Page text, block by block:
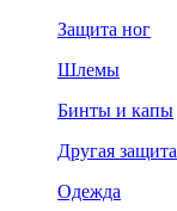
Защита ног
Шлемы
Бинты и капы
Другая защита
Одежда